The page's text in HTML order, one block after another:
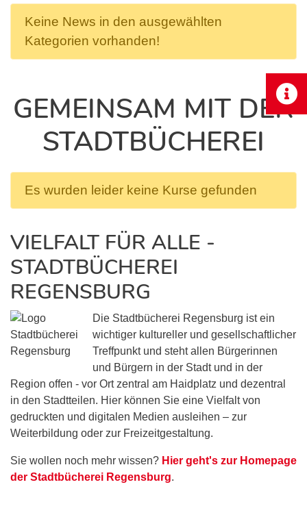
Keine News in den ausgewählten
Kategorien vorhanden!
GEMEINSAM MIT DER
STADTBÜCHEREI
Es wurden leider keine Kurse gefunden
VIELFALT FÜR ALLE -
STADTBÜCHEREI
REGENSBURG
Die Stadtbücherei Regensburg ist ein
wichtiger kultureller und gesellschaftlicher
Treffpunkt und steht allen Bürgerinnen
und Bürgern in der Stadt und in der
Region offen - vor Ort zentral am Haidplatz und dezentral
in den Stadtteilen. Hier können Sie eine Vielfalt von
gedruckten und digitalen Medien ausleihen – zur
Weiterbildung oder zur Freizeitgestaltung.
Sie wollen noch mehr wissen? Hier geht's zur Homepage
der Stadtbücherei Regensburg.